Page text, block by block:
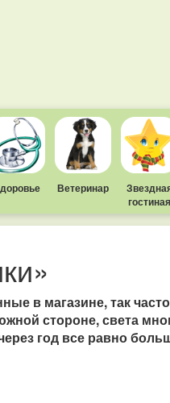
Ветеринар
гостиная
в магазине, так
стороне, света
год все равно